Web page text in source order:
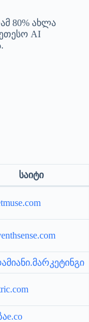
80% ახლა
AI
საიტი